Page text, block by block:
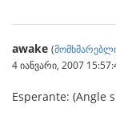
awake (
4 იანვარი, 2007
Esperante: (Angle